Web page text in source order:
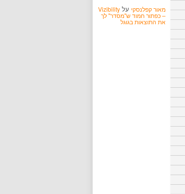
מאור קפלנסקי על Vizibility
– כפתור חמוד ש"מסדר" לך
את התוצאות בגוגל